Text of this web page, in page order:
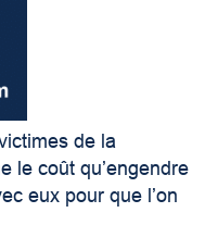
de la
le coût qu’engendre
eux pour que l’on